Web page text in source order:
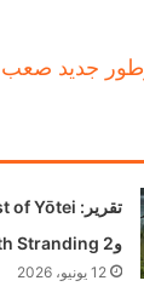
وDeath Stranding 2 أقل من التوقعات!
12 يونيو، 2026